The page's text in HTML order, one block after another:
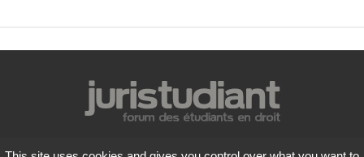
Mentions légales